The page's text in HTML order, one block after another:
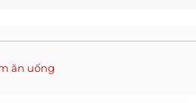
ăn uống